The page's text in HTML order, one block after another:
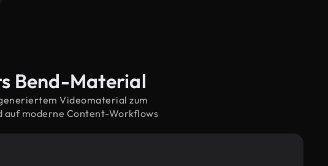
Bend-Material
Videomaterial zum
auf moderne Content-Workflows